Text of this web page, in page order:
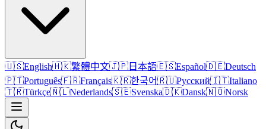
🇺🇸English🇭🇰繁體中文🇯🇵 日本語🇪🇸Español🇩🇪Deutsch
🇵🇹Português🇫🇷Français🇰🇷한국어🇷🇺Русский🇮🇹Italiano
🇹🇷Türkçe🇳🇱Nederlands🇸🇪Svenska🇩🇰Dansk🇳🇴Norsk